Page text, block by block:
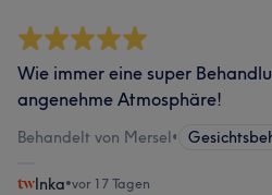
Wie immer eine super
angenehme Atmosphäre!
Behandelt von Mersel•
Inka•vor 17 Tagen